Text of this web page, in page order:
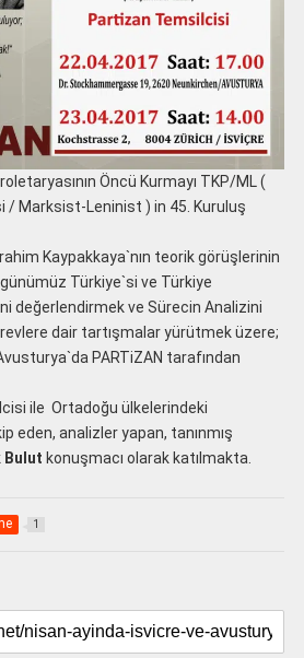
Öncü Kurmayı TKP/ML (
/ Marksist-Leninist ) in 45. Kuruluş
Kaypakkaya`nın teorik görüşlerinin
Türkiye`si ve Türkiye
değerlendirmek ve Sürecin Analizini
dair tartışmalar yürütmek üzere;
PARTiZAN tarafından
ile Ortadoğu ülkelerindeki
eden, analizler yapan, tanınmış
Bulut konuşmacı olarak katılmakta.
1